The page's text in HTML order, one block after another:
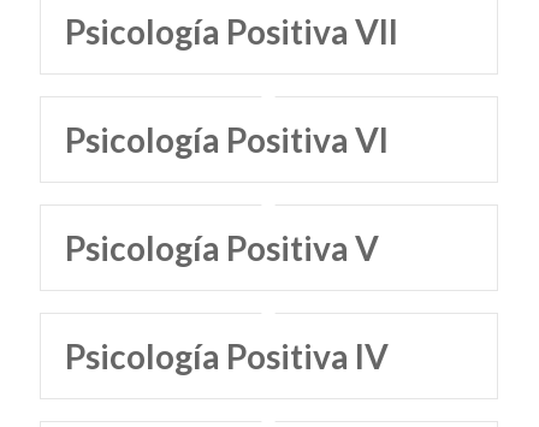
Psicología Positiva VII
Psicología Positiva VI
Psicología Positiva V
Psicología Positiva IV